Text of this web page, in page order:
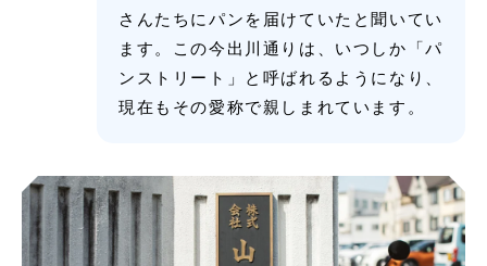
さんたちにパンを届けていたと聞いてい
ます。この今出川通りは、いつしか「パ
ンストリート」と呼ばれるようになり、
現在もその愛称で親しまれています。